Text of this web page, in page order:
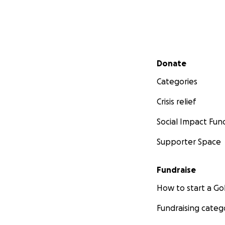
Sur soixante
Zara, Zéphyr,
Secondary menu
Donate
Categories
Crisis relief
Social Impact
Supporter Space
Fundraise
How to start a
Fundraising